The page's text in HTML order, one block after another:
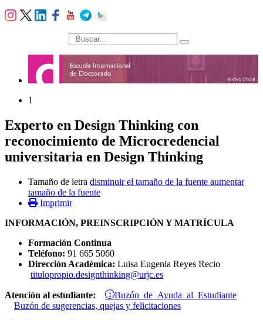
búsqueda
1
Experto en Design Thinking con
reconocimiento de Microcredencial
universitaria en Design Thinking
Tamaño de letra disminuir el tamaño de la fuente aumentar
tamaño de la fuente
Imprimir
INFORMACIÓN, PREINSCRIPCIÓN Y MATRÍCULA
Formación Continua
Teléfono: 91 665 5060
Dirección Académica: Luisa Eugenia Reyes Recio
titulopropio.designthinking@urjc.es
Atención al estudiante: Buzón de Ayuda al Estudiante
Buzón de sugerencias, quejas y felicitaciones